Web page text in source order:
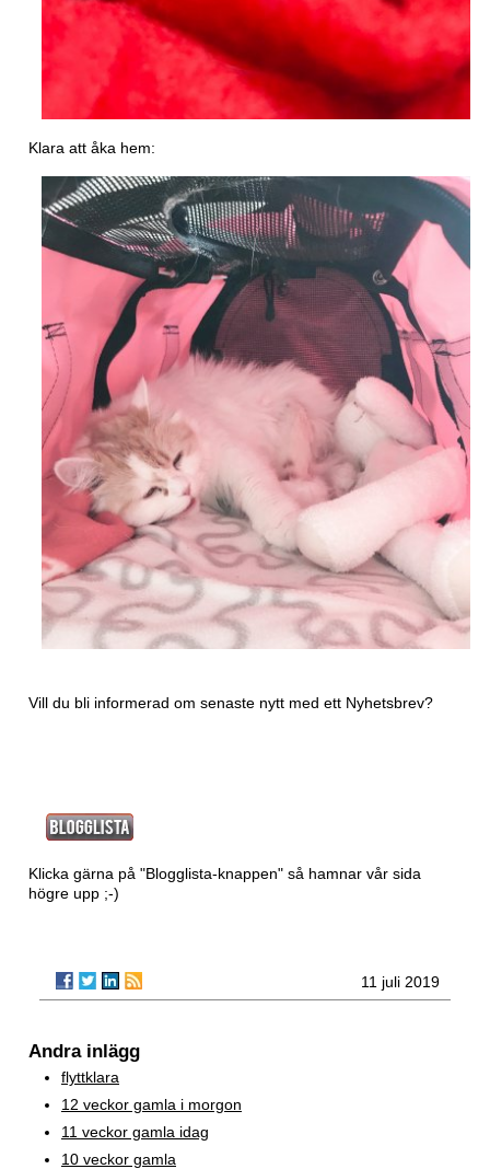
Klara att åka hem:
Vill du bli informerad om senaste nytt med ett Nyhetsbrev?
Klicka gärna på "Blogglista-knappen" så hamnar vår sida
högre upp ;-)
11 juli 2019
Andra inlägg
flyttklara
12 veckor gamla i morgon
11 veckor gamla idag
10 veckor gamla